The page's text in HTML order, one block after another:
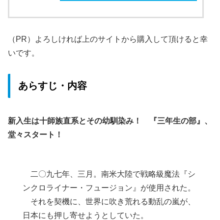
（PR）よろしければ上のサイトから購入して頂けると幸
いです。
あらすじ・内容
新入生は十師族直系とその幼馴染み！ 『三年生の部』、
堂々スタート！
二〇九七年、三月。南米大陸で戦略級魔法『シ
ンクロライナー・フュージョン』が使用された。
それを契機に、世界に吹き荒れる動乱の嵐が、
日本にも押し寄せようとしていた。